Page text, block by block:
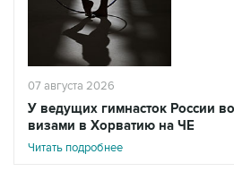
07 августа 2026
У ведущих гимнасток России
визами в Хорватию на ЧЕ
Читать подробнее